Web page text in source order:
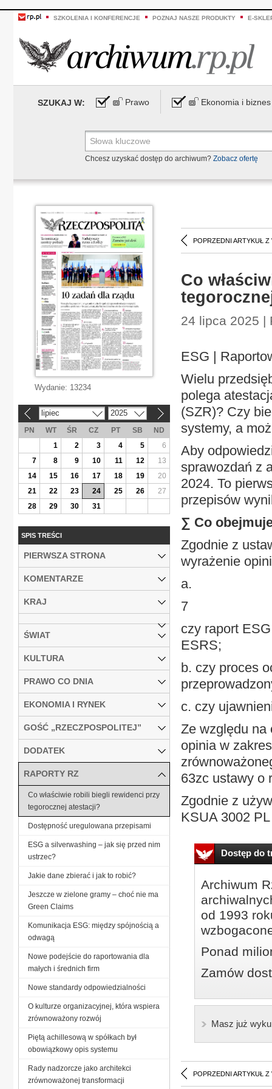
SZKOLENIA I KONFERENCJE POZNAJ NASZE PRODUKTY E-
SZUKAJ W: Prawo Ekonomia i biznes
Chcesz uzyskać dostęp do archiwum? Zobacz ofertę
POPRZEDNI ARTYKUŁ Z
Co
24 lipca 2025 |
ESG |
Wielu
polega
(SZR)? Czy
systemy, a
Aby
sprawozdań z
2024. To
przepisów
∑ Co
Zgodnie z
wyrażenie
a.
7
czy raport
ESRS;
b. czy proces
c. czy
Ze względu na
opinia w
63zc ustawy o
Zgodnie z
KSUA 3002
Dostęp do
Archiwum
od 1993
Ponad
Zamów
Masz już
POPRZEDNI ARTYKUŁ Z
Wydanie: 13234
lipiec 2025
PN WT ŚR CZ PT SB
ND
1
2 3 4 5
6
7
8 9 10 11 12
13
14
15 16 17 18 19
20
21
22 23 24 25 26
27
28
29 30 31
SPIS TREŚCI
PIERWSZA STRONA
KOMENTARZE
KRAJ
ŚWIAT
KULTURA
PRAWO CO DNIA
EKONOMIA I RYNEK
GOŚĆ „RZECZPOSPOLITEJ”
DODATEK
RAPORTY RZ
Co właściwie robili biegli rewidenci przy
tegorocznej atestacji?
Dostępność uregulowana przepisami
ESG a silverwashing – jak się przed nim
ustrzec?
Jakie dane zbierać i jak to robić?
Jeszcze w zielone gramy – choć nie ma
Green Claims
Komunikacja ESG: między spójnością a
odwagą
Nowe podejście do raportowania dla
małych i średnich firm
Nowe standardy odpowiedzialności
O kulturze organizacyjnej, która wspiera
zrównoważony rozwój
Piętą achillesową w spółkach był
obowiązkowy opis systemu
Rady nadzorcze jako architekci
zrównoważonej transformacji